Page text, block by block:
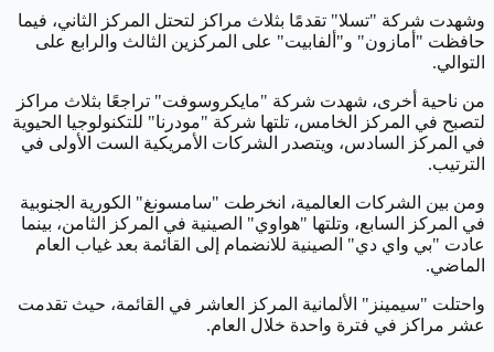
وشهدت شركة "تسلا" تقدمًا بثلاث مراكز لتحتل المركز الثاني، فيما
حافظت "أمازون" و"ألفابيت" على المركزين الثالث والرابع على
التوالي.
من ناحية أخرى، شهدت شركة "مايكروسوفت" تراجعًا بثلاث مراكز
لتصبح في المركز الخامس، تلتها شركة "مودرنا" للتكنولوجيا الحيوية
في المركز السادس، ويتصدر الشركات الأمريكية الست الأولى في
الترتيب.
ومن بين الشركات العالمية، انخرطت "سامسونغ" الكورية الجنوبية
في المركز السابع، وتلتها "هواوي" الصينية في المركز الثامن، بينما
عادت "بي واي دي" الصينية للانضمام إلى القائمة بعد غياب العام
الماضي.
واحتلت "سيمينز" الألمانية المركز العاشر في القائمة، حيث تقدمت
عشر مراكز في فترة واحدة خلال العام.